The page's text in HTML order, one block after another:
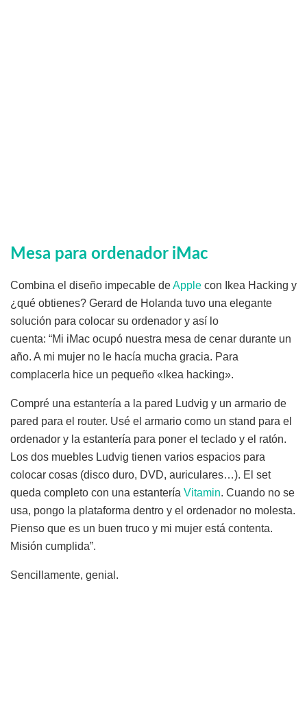
Mesa para ordenador iMac
Combina el diseño impecable deApple con Ikea Hacking y
¿qué obtienes? Gerard de Holanda tuvo una elegante
solución para colocar su ordenador y así lo
cuenta: “Mi iMac ocupó nuestra mesa de cenar durante un
año. A mi mujer no le hacía mucha gracia. Para
complacerla hice un pequeño «Ikea hacking».
Compré una estantería a la pared Ludvig y un armario de
pared para el router. Usé el armario como un stand para el
ordenador y la estantería para poner el teclado y el ratón.
Los dos muebles Ludvig tienen varios espacios para
colocar cosas (disco duro, DVD, auriculares…). El set
queda completo con una estantería Vitamin. Cuando no se
usa, pongo la plataforma dentro y el ordenador no molesta.
Pienso que es un buen truco y mi mujer está contenta.
Misión cumplida”.
Sencillamente, genial.